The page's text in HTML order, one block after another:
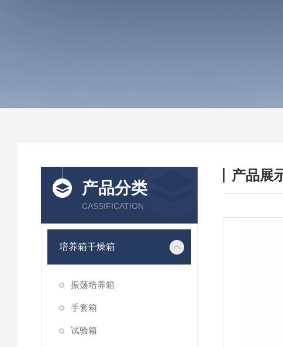
产品分类
CASSIFICATION
培养箱干燥箱
振荡培养箱
手套箱
试验箱
产品展